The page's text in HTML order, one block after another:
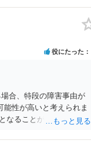
役にたった
合、特段の障害事由が
性が高いと考えられま
なることが期待できるか